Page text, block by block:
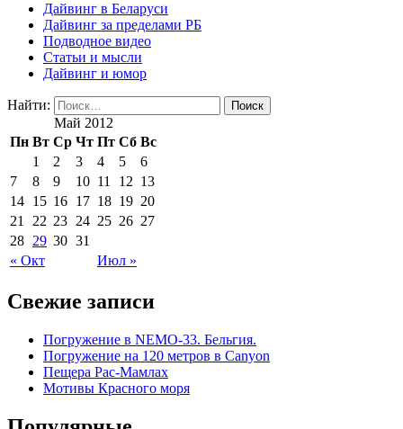
Дайвинг в Беларуси
Дайвинг за пределами РБ
Подводное видео
Статьи и мысли
Дайвинг и юмор
Найти:
Май 2012
Пн Вт Ср Чт Пт Сб Вс
« Окт Июл »
1 2 3 4 5
6
7
8 9 10 11 12 13
14 15 16 17 18 19 20
21
22 23 24 25 26 27
28 29 30 31
Свежие записи
Погружение в NEMO-33. Бельгия.
Погружение на 120 метров в Canyon
Пещера Рас-Мамлах
Мотивы Красного моря